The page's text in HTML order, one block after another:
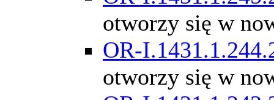
otworzy się w
OR-
otworzy się w